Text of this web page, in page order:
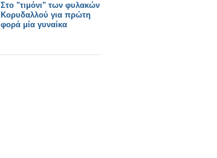
Στο "τιμόνι" των φυλακών
Κορυδαλλού για πρώτη
φορά μία γυναίκα